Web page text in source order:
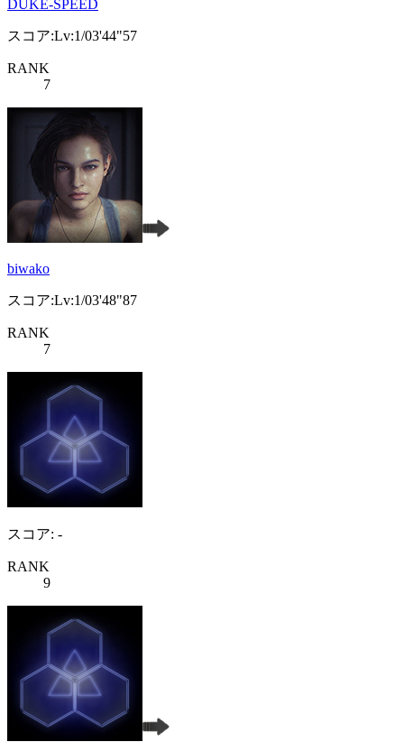
DUKE-SPEED
スコア:Lv:1/03'44"57
RANK
7
biwako
スコア:Lv:1/03'48"87
RANK
7
スコア: -
RANK
9